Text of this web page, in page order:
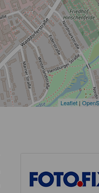
Leaflet|